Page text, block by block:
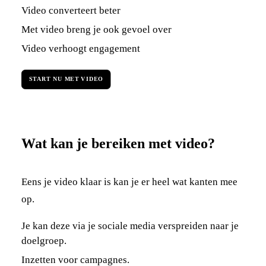
Video converteert beter
Met video breng je ook gevoel over
Video verhoogt engagement
START NU MET VIDEO
Wat kan je bereiken met video?
Eens je video klaar is kan je er heel wat kanten mee
op.
Je kan deze via je sociale media verspreiden naar je
doelgroep.
Inzetten voor campagnes.